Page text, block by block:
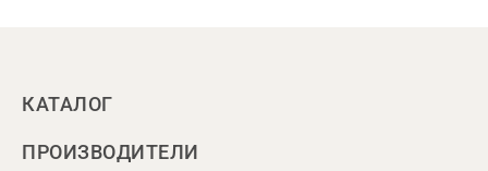
КАТАЛОГ
ПРОИЗВОДИТЕЛИ